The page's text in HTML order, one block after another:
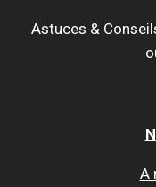
Astuces &
A